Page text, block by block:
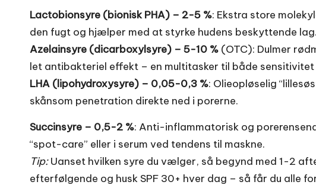
Lactobionsyre (bionisk PHA) – 2-5 %: Ekstra store
den fugt og hjælper med at styrke hudens beskyttende lag.
Azelainsyre (dicarboxylsyre) – 5-10 % (OTC): Dulmer
let antibakteriel effekt – en multitasker til både sensitivitet
LHA (lipohydroxysyre) – 0,05-0,3 %: Olieopløselig
skånsom penetration direkte ned i porerne.
Succinsyre – 0,5-2 %: Anti-inflammatorisk og
“spot-care” eller i serum ved tendens til maskne.
Tip:Uanset hvilken syre du vælger, så begynd med 1-2
efterfølgende og husk SPF 30+ hver dag – så får du alle